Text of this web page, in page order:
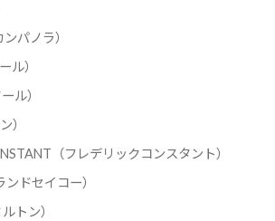
パノラ）
ル）
ル）
）
（フレデリックコンスタント）
ドセイコー）
トン）